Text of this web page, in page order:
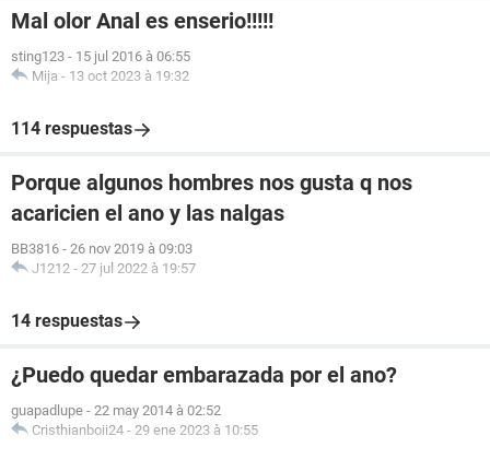
Mal olor Anal es enserio!!!!!
sting123 - 15 jul 2016 à 06:55
Mija - 13 oct 2023 à 19:32
114 respuestas
Porque algunos hombres nos gusta q nos
acaricien el ano y las nalgas
BB3816 - 26 nov 2019 à 09:03
J1212 - 27 jul 2022 à 19:57
14 respuestas
¿Puedo quedar embarazada por el ano?
guapadlupe - 22 may 2014 à 02:52
Cristhianboii24 - 29 ene 2023 à 10:55